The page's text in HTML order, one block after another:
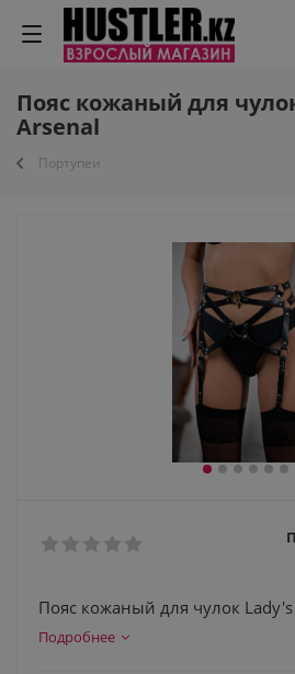
Пояс кожаный для
Arsenal
Портупеи
Пояс кожаный для чулок Lady's
Подробнее